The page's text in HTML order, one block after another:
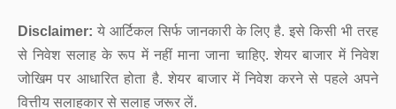
Disclaimer: ये आर्टिकल सिर्फ जानकारी के लिए है. इसे किसी भी तरह
से निवेश सलाह के रूप में नहीं माना जाना चाहिए. शेयर बाजार में निवेश
जोखिम पर आधारित होता है. शेयर बाजार में निवेश करने से पहले अपने
वित्तीय सलाहकार से सलाह जरूर लें.